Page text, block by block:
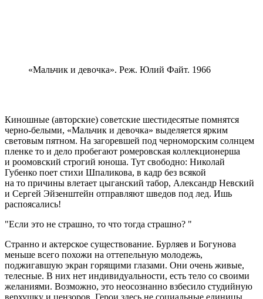
«Мальчик и девочка». Реж. Юлий Файт. 1966
Киношные (авторские) советские шестидесятые помнятся
черно-белыми, «Мальчик и девочка» выделяется ярким
световым пятном. На загоревшей под черноморским солнцем
пленке то и дело пробегают ромеровская коллекционерша
и роомовский строгий юноша. Тут свободно: Николай
Губенко поет стихи Шпаликова, в кадр без всякой
на то причины влетает цыганский табор, Александр Невский
и Сергей Эйзенштейн отправляют шведов под лед. Ишь
распоясались!
Если это не страшно, то что тогда страшно?
Странно и актерское существование. Бурляев и Богунова
меньше всего похожи на оттепельную молодежь,
поджигавшую экран горящими глазами. Они очень живые,
телесные. В них нет индивидуальности, есть тело со своими
желаниями. Возможно, это неосознанно взбесило студийную
верхушку и цензоров. Герои здесь не социальные единицы,